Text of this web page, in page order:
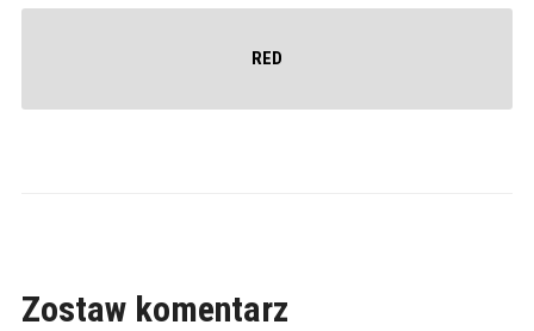
RED
Zostaw komentarz